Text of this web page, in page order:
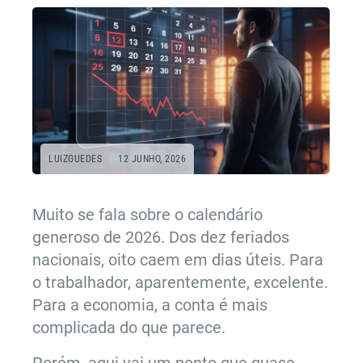
LUIZGUEDES 12 JUNHO, 2026
Muito se fala sobre o calendário
generoso de 2026. Dos dez feriados
nacionais, oito caem em dias úteis. Para
o trabalhador, aparentemente, excelente.
Para a economia, a conta é mais
complicada do que parece.